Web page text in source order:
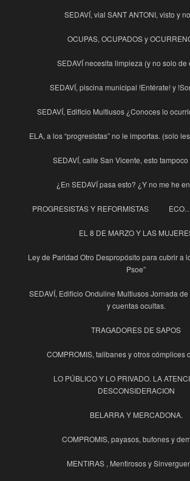
SEDAVÍ, vial SANT ANTONI, visto y
OCUPAS, OCUPADOS y
SEDAVÍ necesita limpieza (y no solo de
SEDAVÍ, piscina municipal !Entérate! y
SEDAVÍ, Edificio Multiusos ¿Conoces lo
ELA, a los “progresistas” no le importas. (solo
SEDAVÍ, calle San Vicente, esto
¿En SEDAVÍ pasa esto? ¿Y no me he
PROGRESISTAS Y REFORMISTAS
EL 8 DE MARZO Y LAS
Ley de Paridad Otro Despropósito para cubrir a
Psoe”
SEDAVÍ, Edificio Onduline Multiusos Jornada
y cuentas ocultas.
TRAGADORES DE SAPOS
COMPROMIS, talibanes y otros cómplices
LO PÚBLICO Y LO PRIVADO. LA
DESCONSIDERACION
BELARRA Y MERCADONA.
COMPROMIS, payasos, bufones y
MENTIRAS , Mentirosos y